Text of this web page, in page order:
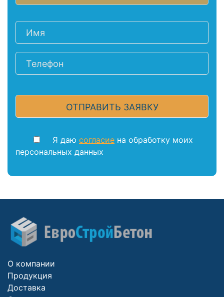
Я даю согласие на обработку моих
персональных данных
О компании
Продукция
Доставка